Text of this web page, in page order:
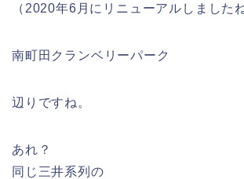
（2020年6月にリニューアルしました
南町田クランベリーパーク
辺りですね。
あれ？
同じ三井系列の